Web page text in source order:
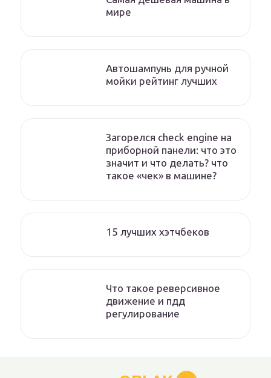
мире
Автошампунь для ручной
мойки рейтинг лучших
Загорелся check engine на
приборной панели: что это
значит и что делать? что
такое «чек» в машине?
15 лучших хэтчбеков
Что такое реверсивное
движение и пдд
регулирование